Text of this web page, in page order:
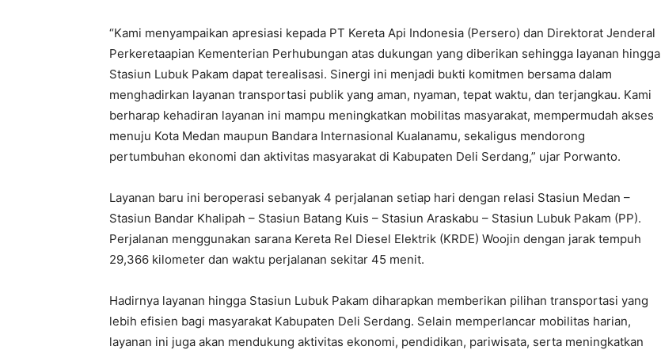
“Kami menyampaikan apresiasi kepada PT Kereta Api Indonesia (Persero) dan Direktorat Jenderal
Perkeretaapian Kementerian Perhubungan atas dukungan yang diberikan sehingga layanan hingga
Stasiun Lubuk Pakam dapat terealisasi. Sinergi ini menjadi bukti komitmen bersama dalam
menghadirkan layanan transportasi publik yang aman, nyaman, tepat waktu, dan terjangkau. Kami
berharap kehadiran layanan ini mampu meningkatkan mobilitas masyarakat, mempermudah akses
menuju Kota Medan maupun Bandara Internasional Kualanamu, sekaligus mendorong
pertumbuhan ekonomi dan aktivitas masyarakat di Kabupaten Deli Serdang,” ujar Porwanto.
Layanan baru ini beroperasi sebanyak 4 perjalanan setiap hari dengan relasi Stasiun Medan –
Stasiun Bandar Khalipah – Stasiun Batang Kuis – Stasiun Araskabu – Stasiun Lubuk Pakam (PP).
Perjalanan menggunakan sarana Kereta Rel Diesel Elektrik (KRDE) Woojin dengan jarak tempuh
29,366 kilometer dan waktu perjalanan sekitar 45 menit.
Hadirnya layanan hingga Stasiun Lubuk Pakam diharapkan memberikan pilihan transportasi yang
lebih efisien bagi masyarakat Kabupaten Deli Serdang. Selain memperlancar mobilitas harian,
layanan ini juga akan mendukung aktivitas ekonomi, pendidikan, pariwisata, serta meningkatkan